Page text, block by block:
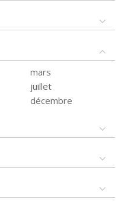
mars
juillet
décembre